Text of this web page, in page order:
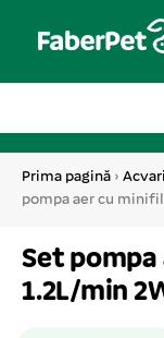
Prima pagină ›
pompa aer cu
Set
1.2L/min